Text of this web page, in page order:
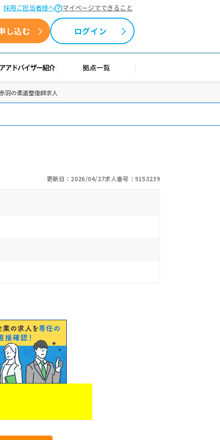
採用ご担当者様へ マイページでできること
し込む ログイン
情報 キャリアアドバイザー紹介拠点一覧
羽の柔道整復師求人
更新日：2026/04/27求人番号：9153239